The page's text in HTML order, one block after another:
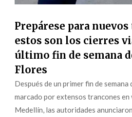
Prepárese para
estos son los cierres
último fin de semana
Flores
Después de un primer fin de semana
marcado por extensos trancones
Medellín, las autoridades